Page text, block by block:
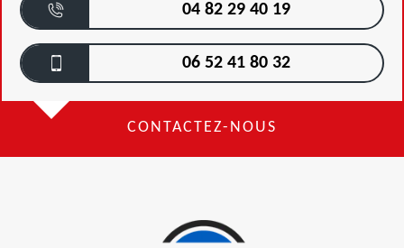
04 82 29 40 19
06 52 41 80 32
CONTACTEZ-NOUS